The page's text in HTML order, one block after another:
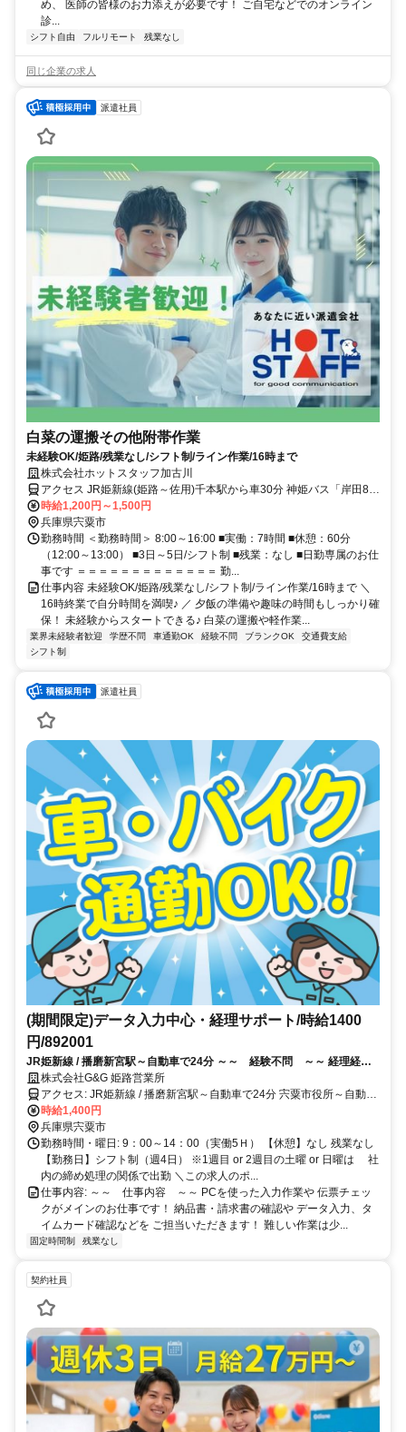
め、 医師の皆様のお力添えが必要です！ ご自宅などでのオンライン
診...
シフト自由 フルリモート 残業なし
同じ企業の求人
派遣社員
白菜の運搬その他附帯作業
未経験OK/姫路/残業なし/シフト制/ライン作業/16時まで
株式会社ホットスタッフ加古川
アクセス JR姫新線(姫路～佐用)千本駅から車30分 神姫バス「岸田8」
より徒歩7分
時給1,200円～1,500円
兵庫県宍粟市
勤務時間 ＜勤務時間＞ 8:00～16:00 ■実働：7時間 ■休憩：60分
（12:00～13:00） ■3日～5日/シフト制 ■残業：なし ■日勤専属のお仕
事です ＝＝＝＝＝＝＝＝＝＝＝＝＝ 勤...
仕事内容 未経験OK/姫路/残業なし/シフト制/ライン作業/16時まで ＼
16時終業で自分時間を満喫♪ ／ 夕飯の準備や趣味の時間もしっかり確
保！ 未経験からスタートできる♪ 白菜の運搬や軽作業...
業界未経験者歓迎 学歴不問 車通勤OK 経験不問 ブランクOK
交通費支給
シフト制
派遣社員
(期間限定)データ入力中心・経理サポート/時給1400
円/892001
JR姫新線 / 播磨新宮駅～自動車で24分 ～～ 経験不問 ～～ 経理経験
は問いません！ 初挑戦の方もウェルカム＊ ～50代の女性活躍中！
株式会社G&G 姫路営業所
アクセス: JR姫新線 / 播磨新宮駅～自動車で24分 宍粟市役所～自動車
で8分 マイカー、バイク、自転車通勤OK 駐車場あり（無料）
時給1,400円
兵庫県宍粟市
勤務時間・曜日: 9：00～14：00（実働5Ｈ） 【休憩】なし 残業なし
【勤務日】シフト制（週4日） ※1週目 or 2週目の土曜 or 日曜は 社
内の締め処理の関係で出勤 ＼この求人のポ...
仕事内容: ～～ 仕事内容 ～～ PCを使った入力作業や 伝票チェッ
クがメインのお仕事です！ 納品書・請求書の確認や データ入力、タ
イムカード確認などを ご担当いただきます！ 難しい作業は少...
固定時間制 残業なし
契約社員